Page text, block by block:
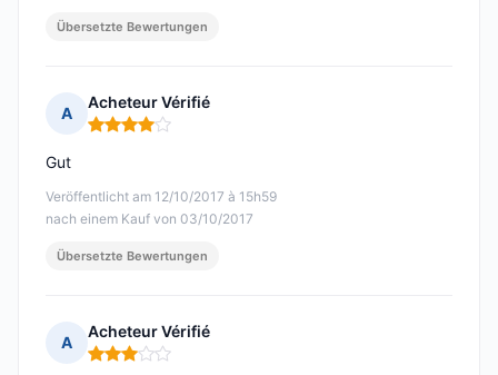
Übersetzte Bewertungen
A
Acheteur Vérifié
Hinweis: 4 von 5
Veröffentlicht am 12/10/2017 à 15h59
nach einem Kauf von 03/10/2017
Gut
Übersetzte Bewertungen
A
Acheteur Vérifié
Hinweis: 3 von 5